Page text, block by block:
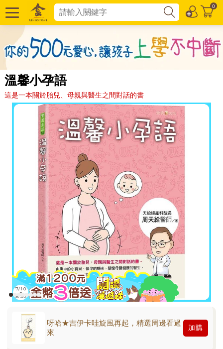
0
溫馨小孕語
這是一本關於胎兒、母親與醫生之間對話的書
呀哈★吉伊卡哇旋風再起，精選周邊看過
來
加購